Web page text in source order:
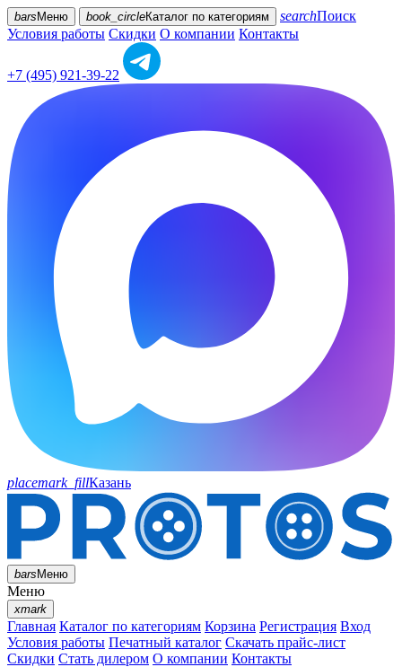
bars Меню book_circleКаталог по категориям searchПоиск
Условия работы Скидки О компании Контакты
+7 (495) 921-39-22
placemark_fillКазань
barsМеню
Меню
xmark
Главная Каталог по категориям Корзина Регистрация Вход
Условия работы Печатный каталог Скачать прайс-лист
Скидки Стать дилером О компании Контакты